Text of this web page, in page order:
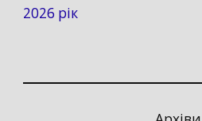
2026 рік